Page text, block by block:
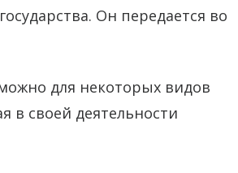
Он передается во
для некоторых видов
в своей деятельности